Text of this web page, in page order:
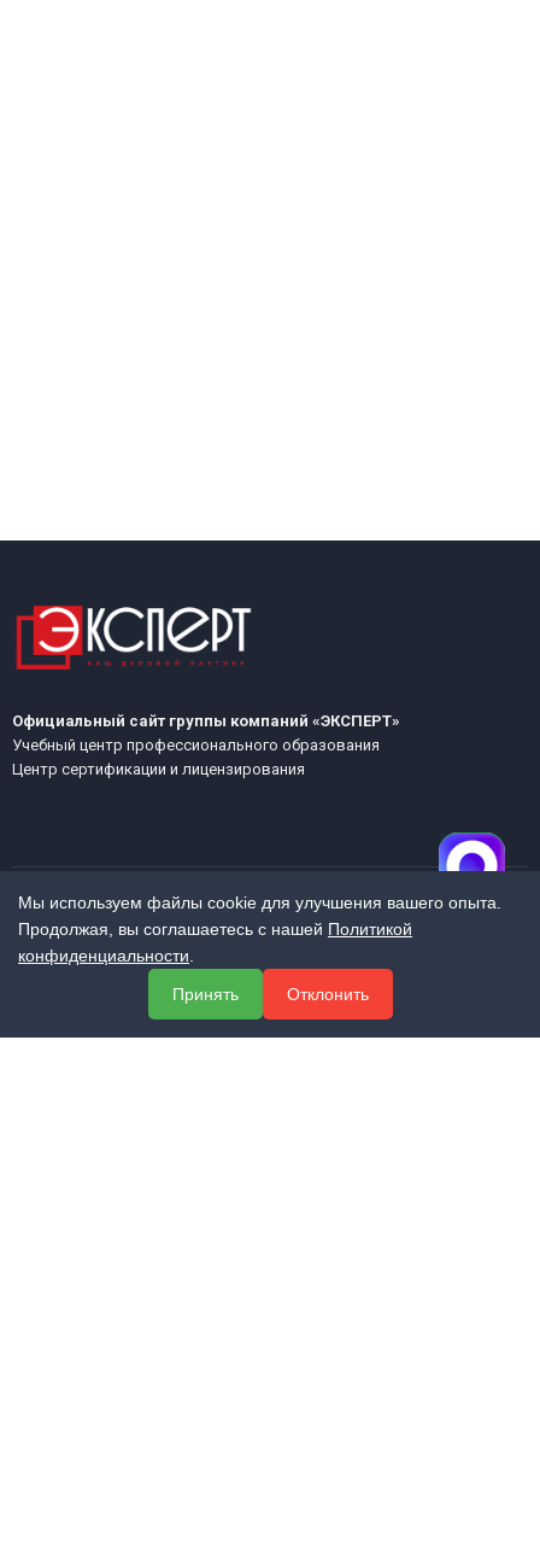
Официальный сайт группы компаний «ЭКСПЕРТ»
Учебный центр профессионального образования
Центр сертификации и лицензирования
МЕНЮ
Мы используем файлы cookie для улучшения вашего опыта.
Продолжая, вы соглашаетесь с нашей Политикой
конфиденциальности
Принять
Отклонить